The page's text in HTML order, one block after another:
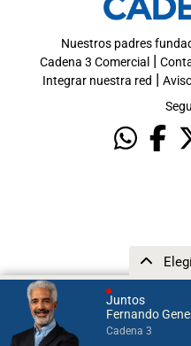
Juntos
Fernando
Cadena 3
Nuestros padres
Cadena 3 Comercial |
Integrar nuestra red |